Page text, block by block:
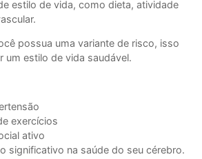
estilo de vida, como dieta, atividade
possua uma variante de risco, isso
um estilo de vida saudável.
exercícios
ativo
significativo na saúde do seu cérebro.